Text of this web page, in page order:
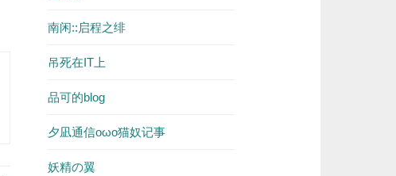
南闲::启程之绯
吊死在IT上
品可的blog
夕凪通信oωo猫奴记事
妖精の翼